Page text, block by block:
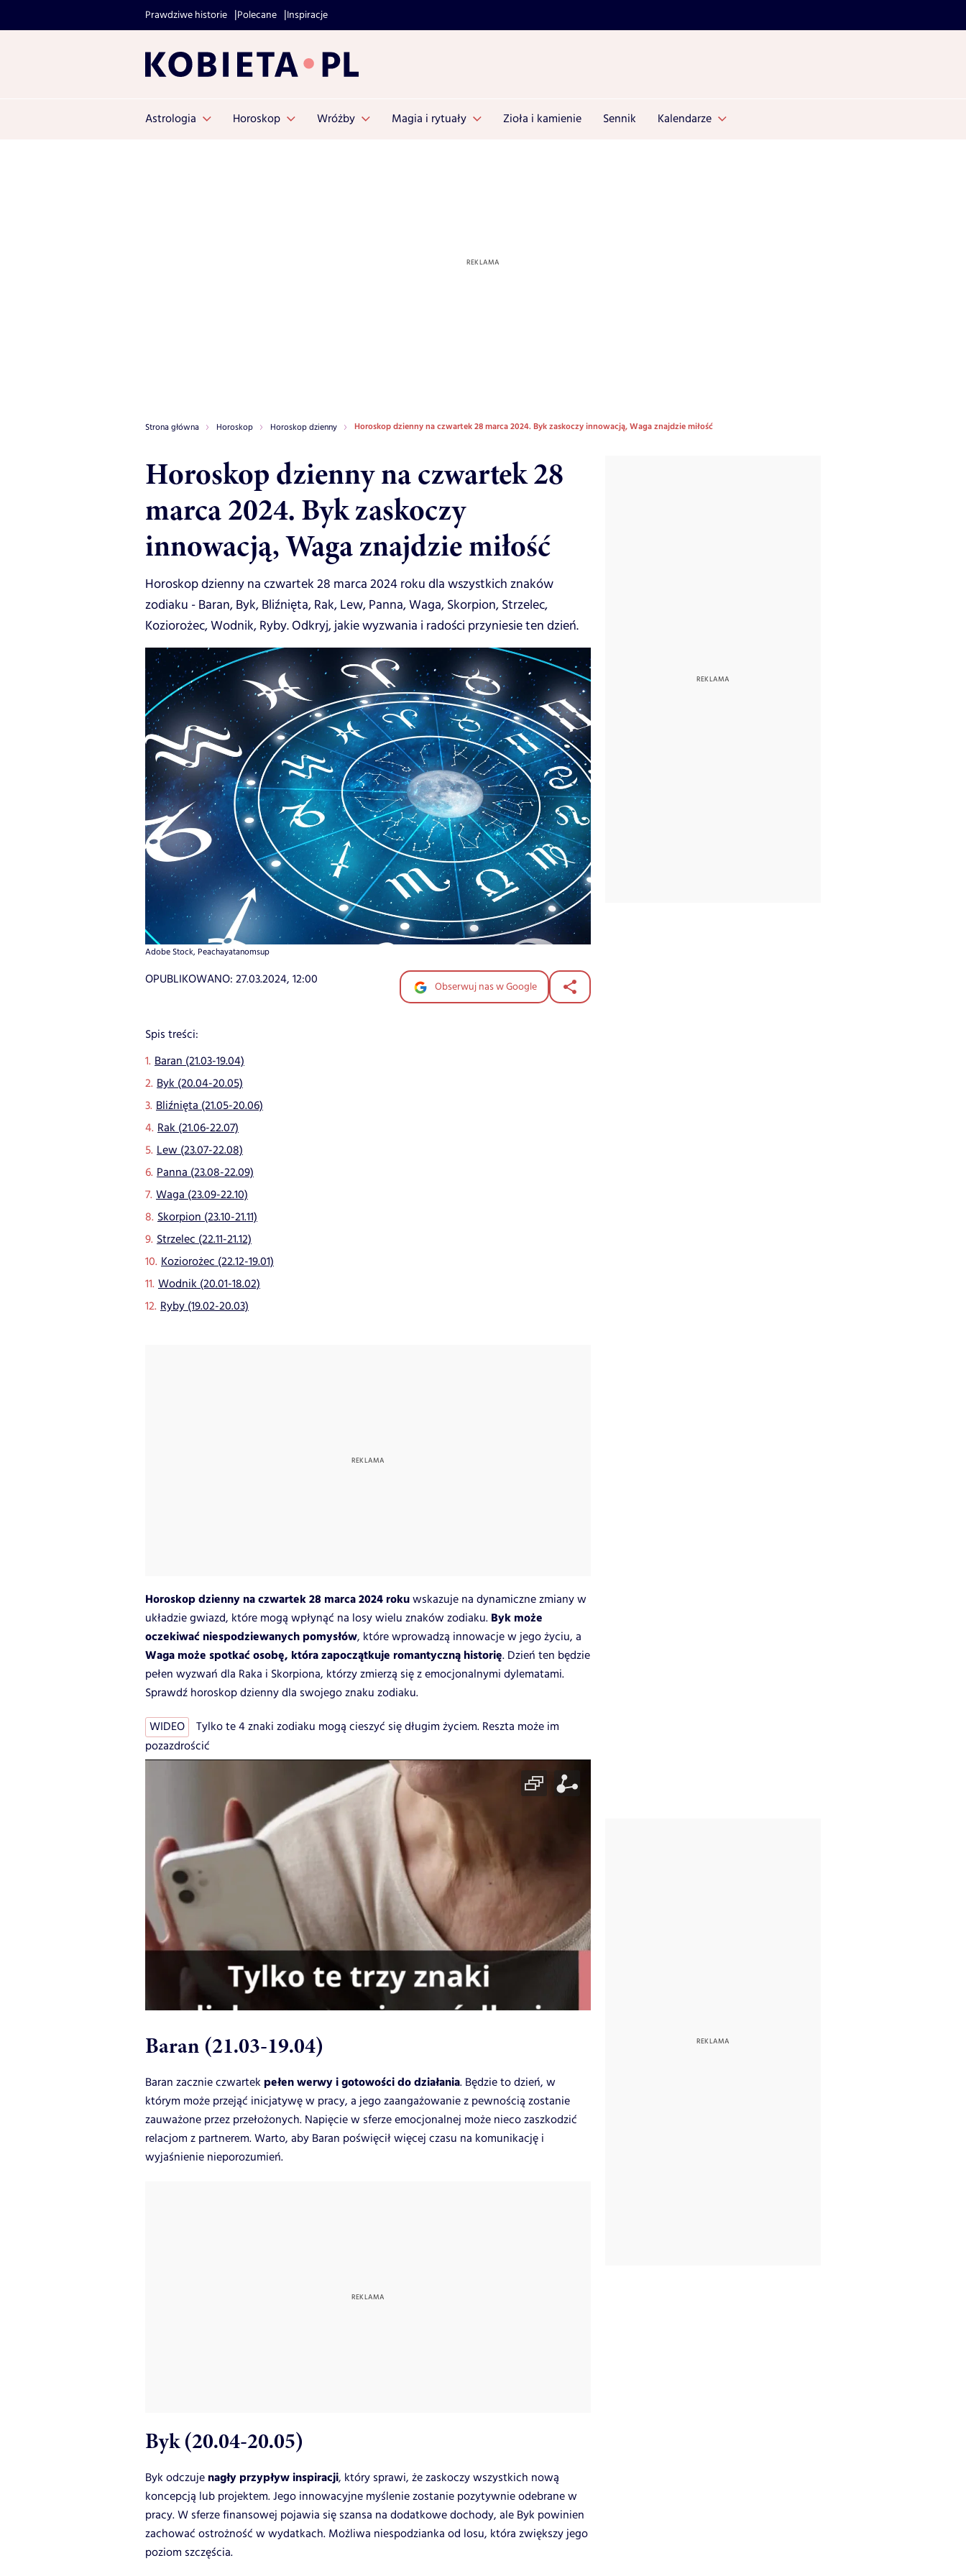
Prawdziwe historie Polecane Inspiracje
Astrologia Horoskop Wróżby Magia i rytuały Zioła i kamienie Sennik Kalendarze
Strona główna Horoskop Horoskop dzienny Horoskop dzienny na czwartek 28 marca 2024. Byk zaskoczy innowacją, Waga znajdzie miłość
Horoskop dzienny na czwartek 28
marca 2024. Byk zaskoczy
innowacją, Waga znajdzie miłość
Horoskop dzienny na czwartek 28 marca 2024 roku dla wszystkich znaków
zodiaku - Baran, Byk, Bliźnięta, Rak, Lew, Panna, Waga, Skorpion, Strzelec,
Koziorożec, Wodnik, Ryby. Odkryj, jakie wyzwania i radości przyniesie ten dzień.
Adobe Stock, Peachayatanomsup
OPUBLIKOWANO: 27.03.2024, 12:00 Obserwuj nas w Google
Spis treści:
Baran (21.03-19.04)
Byk (20.04-20.05)
Bliźnięta (21.05-20.06)
Rak (21.06-22.07)
Lew (23.07-22.08)
Panna (23.08-22.09)
Waga (23.09-22.10)
Skorpion (23.10-21.11)
Strzelec (22.11-21.12)
Koziorożec (22.12-19.01)
Wodnik (20.01-18.02)
Ryby (19.02-20.03)
Horoskop dzienny na czwartek 28 marca 2024 rokuwskazuje na dynamiczne zmiany w
układzie gwiazd, które mogą wpłynąć na losy wielu znaków zodiaku. Byk może
oczekiwać niespodziewanych pomysłów, które wprowadzą innowacje w jego życiu, a
Waga może spotkać osobę, która zapoczątkuje romantyczną historię. Dzień ten będzie
pełen wyzwań dla Raka i Skorpiona, którzy zmierzą się z emocjonalnymi dylematami.
Sprawdź horoskop dzienny dla swojego znaku zodiaku.
WIDEO
Tylko te 4 znaki zodiaku mogą cieszyć się długim życiem. Reszta może im
pozazdrościć
Baran (21.03-19.04)
Baran zacznie czwartek pełen werwy i gotowości do działania. Będzie to dzień, w
którym może przejąć inicjatywę w pracy, a jego zaangażowanie z pewnością zostanie
zauważone przez przełożonych. Napięcie w sferze emocjonalnej może nieco zaszkodzić
relacjom z partnerem. Warto, aby Baran poświęcił więcej czasu na komunikację i
wyjaśnienie nieporozumień.
Byk (20.04-20.05)
Byk odczuje nagły przypływ inspiracji, który sprawi, że zaskoczy wszystkich nową
koncepcją lub projektem. Jego innowacyjne myślenie zostanie pozytywnie odebrane w
pracy. W sferze finansowej pojawia się szansa na dodatkowe dochody, ale Byk powinien
zachować ostrożność w wydatkach. Możliwa niespodzianka od losu, która zwiększy jego
poziom szczęścia.